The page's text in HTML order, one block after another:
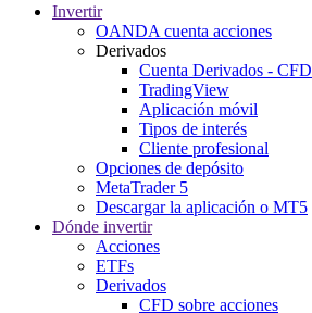
Invertir
OANDA cuenta acciones
Derivados
Cuenta Derivados - CFD
TradingView
Aplicación móvil
Tipos de interés
Cliente profesional
Opciones de depósito
MetaTrader 5
Descargar la aplicación o MT5
Dónde invertir
Acciones
ETFs
Derivados
CFD sobre acciones